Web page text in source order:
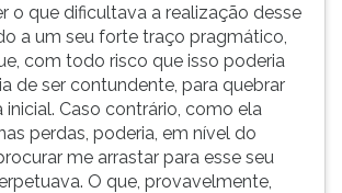
o que dificultava a realização desse
a um seu forte traço pragmático,
com todo risco que isso poderia
de ser contundente, para quebrar
inicial. Caso contrário, como ela
perdas, poderia, em nível do
me arrastar para esse seu
O que, provavelmente,